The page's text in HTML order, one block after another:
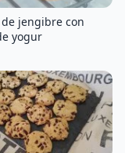
de jengibre con
yogur